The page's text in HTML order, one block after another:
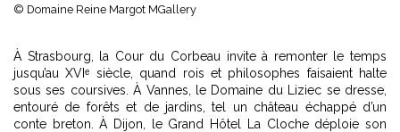
© Domaine Reine Margot MGallery
À Strasbourg, la Cour du Corbeau invite à remonter le temps
jusqu’au XVIᵉ siècle, quand rois et philosophes faisaient halte
sous ses coursives. À Vannes, le Domaine du Liziec se dresse,
entouré de forêts et de jardins, tel un château échappé d’un
conte breton. À Dijon, le Grand Hôtel La Cloche déploie son